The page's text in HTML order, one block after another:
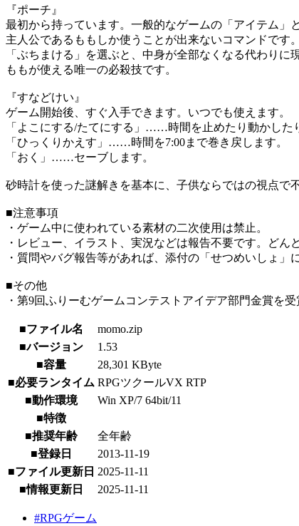
『ポーチ』
最初から持っています。一般的なゲームの「アイテム」と
主人公であるももしか使うことが出来ないコマンドです。
「ぶちまける」を選ぶと、中身が全部なくなる代わりに
ももが使える唯一の必殺技です。
『すなどけい』
ゲーム開始後、すぐ入手できます。いつでも使えます。
「よこにする/たてにする」……時間を止めたり動かした
「ひっくりかえす」……時間を7:00まで巻き戻します。
「おく」……セーブします。
砂時計を使った謎解きを基本に、子供ならではの視点で
■注意事項
・ゲーム中に使われている素材の二次使用は禁止。
・レビュー、イラスト、実況などは報告不要です。どん
・質問やバグ報告等があれば、添付の「せつめいしょ」
■その他
・第9回ふりーむゲームコンテストアイデア部門金賞を受
■ファイル名
momo.zip
■バージョン
1.53
■容量
28,301 KByte
■必要ランタイム RPGツクールVX RTP
■動作環境
Win XP/7 64bit/11
■特徴
■推奨年齢
全年齢
■登録日
2013-11-19
■ファイル更新日 2025-11-11
■情報更新日
2025-11-11
#RPGゲーム